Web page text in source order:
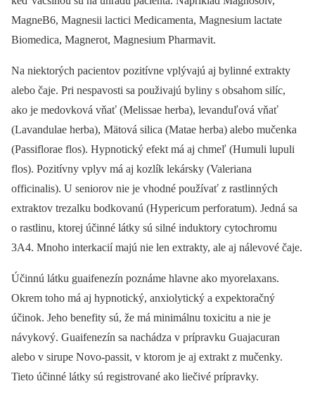
MagneB6, Magnesii lactici Medicamenta, Magnesium lactate
Biomedica, Magnerot, Magnesium Pharmavit.
Na niektorých pacientov pozitívne vplývajú aj bylinné extrakty
alebo čaje. Pri nespavosti sa použivajú byliny s obsahom silíc,
ako je medovková vňať (Melissae herba), levanduľová vňať
(Lavandulae herba), Mätová silica (Matae herba) alebo mučenka
(Passiflorae flos). Hypnotický efekt má aj chmeľ (Humuli lupuli
flos). Pozitívny vplyv má aj kozlík lekársky (Valeriana
officinalis). U seniorov nie je vhodné používať z rastlinných
extraktov trezalku bodkovanú (Hypericum perforatum). Jedná sa
o rastlinu, ktorej účinné látky sú silné induktory cytochromu
3A4. Mnoho interkacií majú nie len extrakty, ale aj nálevové čaje.
Účinnú látku guaifenezín poznáme hlavne ako myorelaxans.
Okrem toho má aj hypnotický, anxiolytický a expektoračný
účinok. Jeho benefity sú, že má minimálnu toxicitu a nie je
návykový. Guaifenezín sa nachádza v prípravku Guajacuran
alebo v sirupe Novo-passit, v ktorom je aj extrakt z mučenky.
Tieto účinné látky sú registrované ako liečivé prípravky.